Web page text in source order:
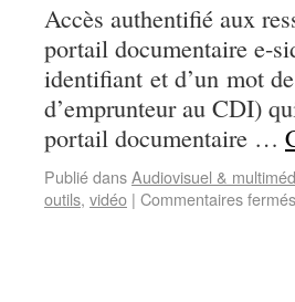
Accès authentifié aux
portail documentaire e-
identifiant et d’un mot
d’emprunteur au CDI)
portail documentaire …
Publié dansAudiovisuel &
outils, vidéo | Commentaires fermés